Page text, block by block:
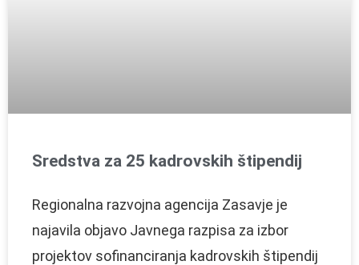
Sredstva za 25 kadrovskih štipendij
Regionalna razvojna agencija Zasavje je
najavila objavo Javnega razpisa za izbor
projektov sofinanciranja kadrovskih štipendij